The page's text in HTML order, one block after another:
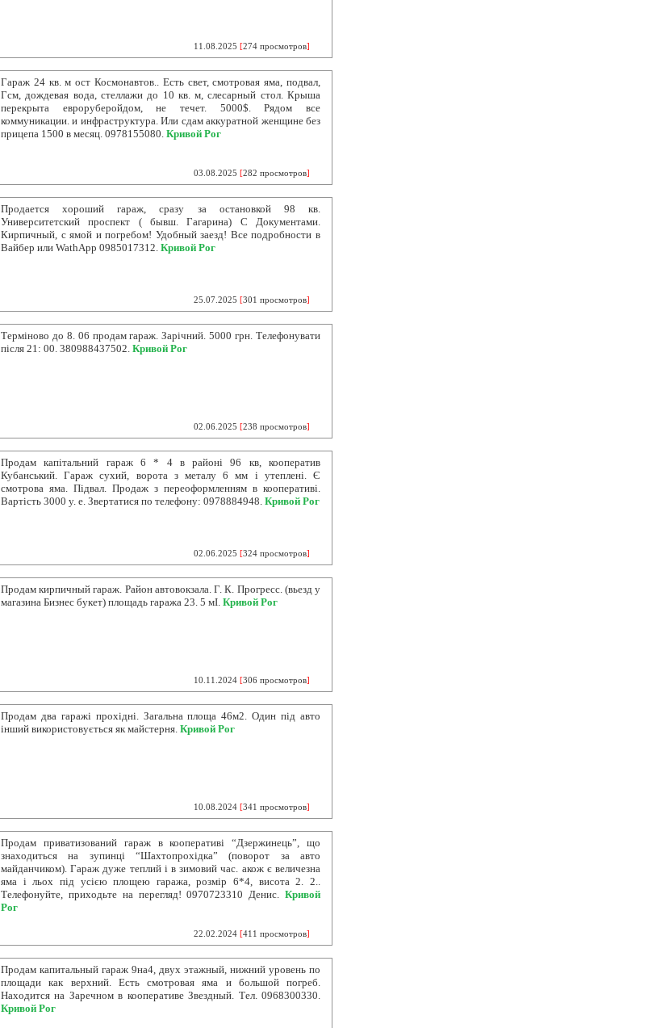
11.08.2025 [274 просмотров]
Гараж 24 кв. м ост Космонавтов.. Есть свет, смотровая яма, подвал,
Гсм, дождевая вода, стеллажи до 10 кв. м, слесарный стол. Крыша
перекрыта евроруберойдом, не течет. 5000$. Рядом все
коммуникации. и инфраструктура. Или сдам аккуратной женщине без
прицепа 1500 в месяц. 0978155080. Кривой Рог
03.08.2025 [282 просмотров]
Продается хороший гараж, сразу за остановкой 98 кв.
Университетский проспект ( бывш. Гагарина) С Документами.
Кирпичный, с ямой и погребом! Удобный заезд! Все подробности в
Вайбер или WathApp 0985017312. Кривой Рог
25.07.2025 [301 просмотров]
Терміново до 8. 06 продам гараж. Зарічний. 5000 грн. Телефонувати
після 21: 00. 380988437502. Кривой Рог
02.06.2025 [238 просмотров]
Продам капітальний гараж 6 * 4 в районі 96 кв, кооператив
Кубанський. Гараж сухий, ворота з металу 6 мм і утеплені. Є
смотрова яма. Підвал. Продаж з переоформленням в кооперативі.
Вартість 3000 у. е. Звертатися по телефону: 0978884948. Кривой Рог
02.06.2025 [324 просмотров]
Продам кирпичный гараж. Район автовокзала. Г. К. Прогресс. (вьезд у
магазина Бизнес букет) площадь гаража 23. 5 мІ. Кривой Рог
10.11.2024 [306 просмотров]
Продам два гаражі прохідні. Загальна площа 46м2. Один під авто
інший використовується як майстерня. Кривой Рог
10.08.2024 [341 просмотров]
Продам приватизований гараж в кооперативі “Дзержинець”, що
знаходиться на зупинці “Шахтопрохідка” (поворот за авто
майданчиком). Гараж дуже теплий і в зимовий час. акож є величезна
яма і льох під усією площею гаража, розмір 6*4, висота 2. 2..
Телефонуйте, приходьте на перегляд! 0970723310 Денис. Кривой
Рог
22.02.2024 [411 просмотров]
Продам капитальный гараж 9на4, двух этажный, нижний уровень по
площади как верхний. Есть смотровая яма и большой погреб.
Находится на Заречном в кооперативе Звездный. Тел. 0968300330.
Кривой Рог